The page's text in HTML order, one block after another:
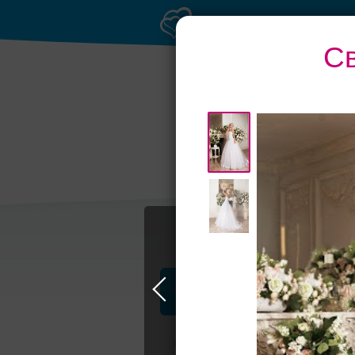
Банкет до 1500 руб.
Профессионалы и услуги
Свадьба в Самаре Свадебные